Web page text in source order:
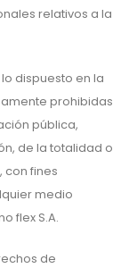
relativos a la
dispuesto en la
prohibidas
pública,
de la totalidad o
con fines
medio
flex S.A.
de